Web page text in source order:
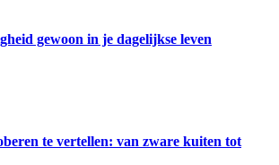
gewoon in je dagelijkse leven
te vertellen: van zware kuiten tot